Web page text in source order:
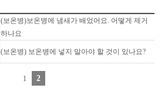
(보온병)보온병에 냄새가 배었어요. 어떻게 제거
하나요
(보온병) 보온병에 넣지 말아야 할 것이 있나요?
1 2